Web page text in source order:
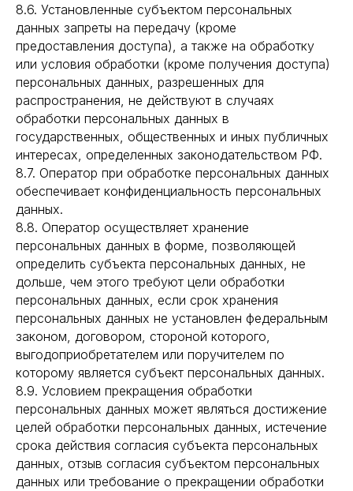
8.6. Установленные субъектом персональных
данных запреты на передачу (кроме
предоставления доступа), а также на обработку
или условия обработки (кроме получения доступа)
персональных данных, разрешенных для
распространения, не действуют в случаях
обработки персональных данных в
государственных, общественных и иных публичных
интересах, определенных законодательством РФ.
8.7. Оператор при обработке персональных данных
обеспечивает конфиденциальность персональных
данных.
8.8. Оператор осуществляет хранение
персональных данных в форме, позволяющей
определить субъекта персональных данных, не
дольше, чем этого требуют цели обработки
персональных данных, если срок хранения
персональных данных не установлен федеральным
законом, договором, стороной которого,
выгодоприобретателем или поручителем по
которому является субъект персональных данных.
8.9. Условием прекращения обработки
персональных данных может являться достижение
целей обработки персональных данных, истечение
срока действия согласия субъекта персональных
данных, отзыв согласия субъектом персональных
данных или требование о прекращении обработки